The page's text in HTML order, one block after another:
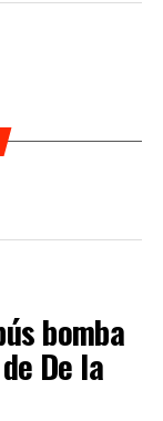
bomba
De la